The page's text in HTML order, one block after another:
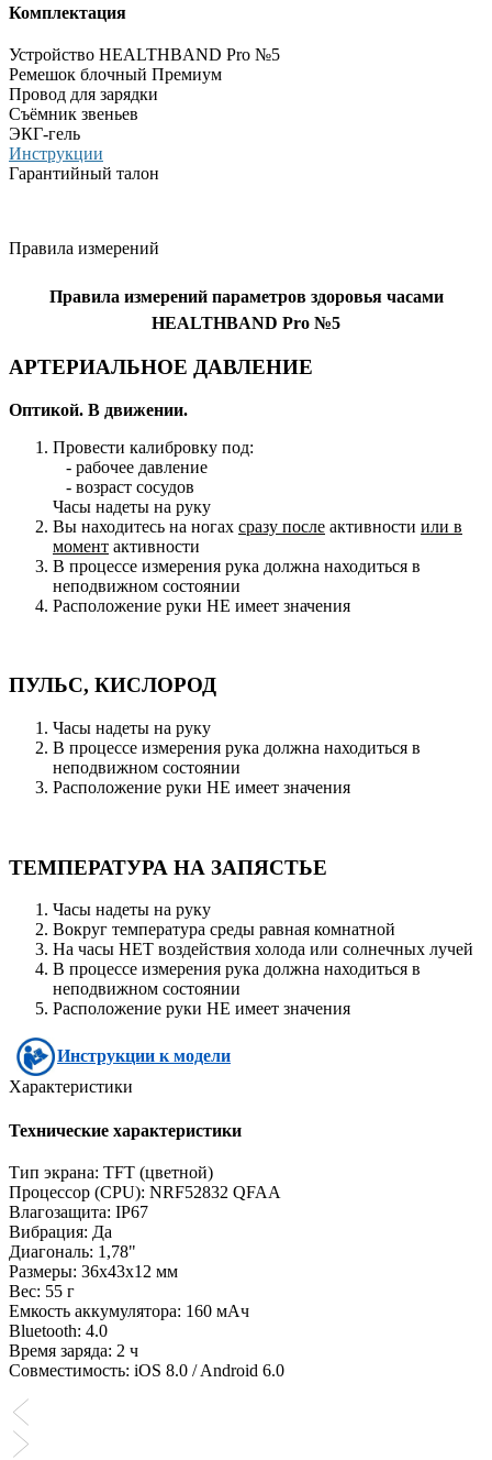
Комплектация
Устройство HEALTHBAND Pro №5
Ремешок блочный Премиум
Провод для зарядки
Съёмник звеньев
ЭКГ-гель
Инструкции
Гарантийный талон
Правила измерений
Правила измерений параметров здоровья часами
HEALTHBAND Pro №5
АРТЕРИАЛЬНОЕ ДАВЛЕНИЕ
Оптикой. В движении.
Провести калибровку под:
- рабочее давление
- возраст сосудов
Часы надеты на руку
Вы находитесь на ногах сразу после активности или в
момент активности
В процессе измерения рука должна находиться в
неподвижном состоянии
Расположение руки НЕ имеет значения
ПУЛЬС, КИСЛОРОД
Часы надеты на руку
В процессе измерения рука должна находиться в
неподвижном состоянии
Расположение руки НЕ имеет значения
ТЕМПЕРАТУРА НА ЗАПЯСТЬЕ
Часы надеты на руку
Вокруг температура среды равная комнатной
На часы НЕТ воздействия холода или солнечных лучей
В процессе измерения рука должна находиться в
неподвижном состоянии
Расположение руки НЕ имеет значения
Инструкции к модели
Характеристики
Технические характеристики
Тип экрана: TFT (цветной)
Процессор (CPU): NRF52832 QFAA
Влагозащита: IP67
Вибрация: Да
Диагональ: 1,78"
Размеры: 36х43х12 мм
Вес: 55 г
Емкость аккумулятора: 160 мАч
Bluetooth: 4.0
Время заряда: 2 ч
Совместимость: iOS 8.0 / Android 6.0